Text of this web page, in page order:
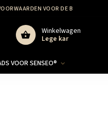
VOOR DE
Winkelwagen
Lege kar
VOOR SENSEO®